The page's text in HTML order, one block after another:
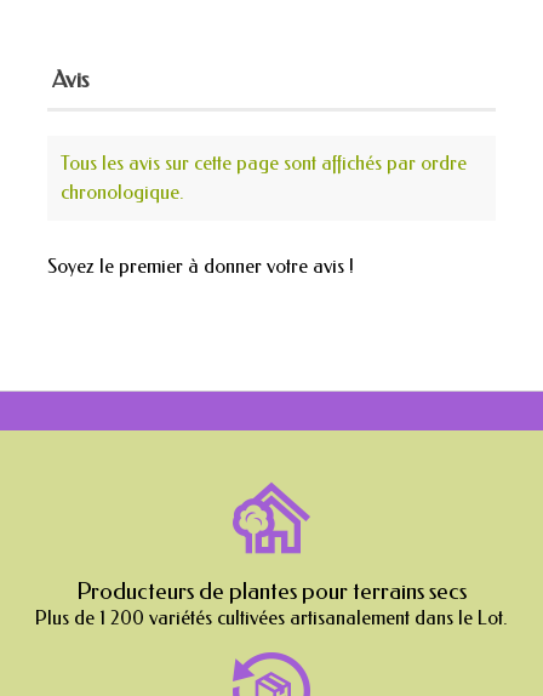
Avis
Tous les avis sur cette page sont affichés par ordre
chronologique.
Soyez le premier à donner votre avis !
Producteurs de plantes pour terrains secs
Plus de 1 200 variétés cultivées artisanalement dans le Lot.